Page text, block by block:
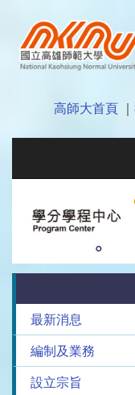
高師大首頁
最新消息
編制及業務
設立宗旨